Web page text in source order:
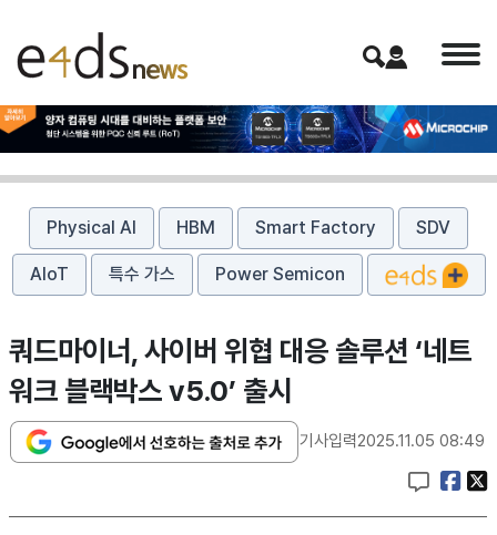
Physical AI HBM Smart Factory SDV
AIoT 특수 가스 Power Semicon
쿼드마이너, 사이버 위협 대응 솔루션 ‘네트
워크 블랙박스 v5.0’ 출시
기사입력2025.11.05 08:49